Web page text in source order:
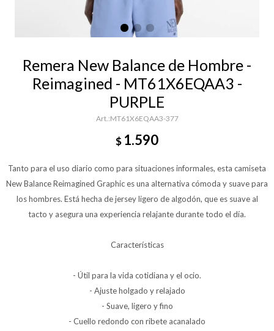
Remera New Balance de Hombre -
Reimagined - MT61X6EQAA3 -
PURPLE
MT61X6EQAA3-377
$ 1.590
Tanto para el uso diario como para situaciones informales, esta camiseta
New Balance Reimagined Graphic es una alternativa cómoda y suave para
los hombres. Está hecha de jersey ligero de algodón, que es suave al
tacto y asegura una experiencia relajante durante todo el día.
Características
- Útil para la vida cotidiana y el ocio.
- Ajuste holgado y relajado
- Suave, ligero y fino
- Cuello redondo con ribete acanalado